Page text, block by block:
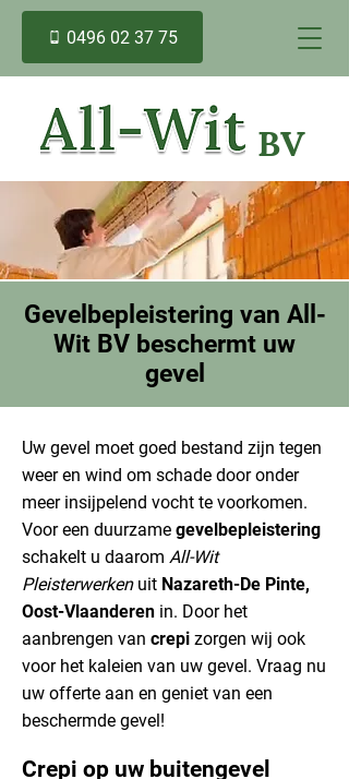
0496 02 37 75
BV
Gevelbepleistering van All-
Wit BV beschermt uw
gevel
Uw gevel moet goed bestand zijn tegen
weer en wind om schade door onder
meer insijpelend vocht te voorkomen.
Voor een duurzame gevelbepleistering
schakelt u daarom All-Wit
Pleisterwerkenuit Nazareth-De Pinte,
Oost-Vlaanderen in. Door het
aanbrengen van crepi zorgen wij ook
voor het kaleien van uw gevel. Vraag nu
uw offerte aan en geniet van een
beschermde gevel!
Crepi op uw buitengevel